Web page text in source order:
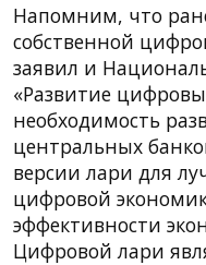
Напомним, что
собственной
заявил и
«Развитие
необходимость
центральных
версии лари для
цифровой
эффективности
Цифровой лари